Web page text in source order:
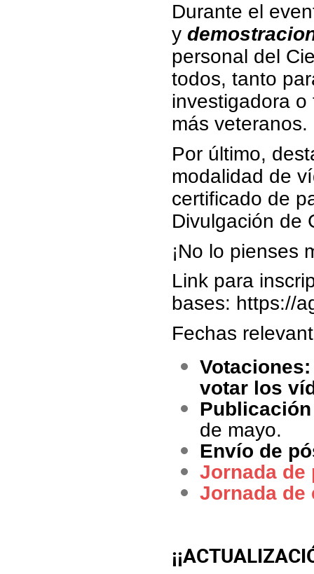
Durante el
y
personal del
todos, tanto
investigadora
más veteranos.
Por último,
modalidad de
certificado de
Divulgación de
¡No lo pienses
Link para
bases: https://
Fechas
votar los
de mayo.
Envío de
Jornada de
Jornada